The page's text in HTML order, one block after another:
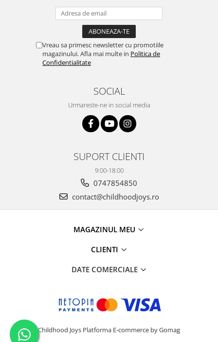
Vreau sa primesc newsletter cu promotiile
magazinului. Afla mai multe in Politica de
Confidentialitate
SOCIAL
Urmareste-ne in social media
SUPORT CLIENTI
9:00-18:00
0747854850
contact@childhoodjoys.ro
MAGAZINUL MEU
CLIENTI
DATE COMERCIALE
Childhood Joys Platforma E-commerce by Gomag